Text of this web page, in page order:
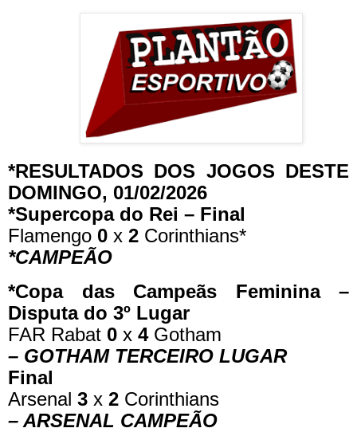
*RESULTADOS DOS JOGOS DESTE
DOMINGO, 01/02/2026
*Supercopa do Rei – Final
Flamengo 0 x 2 Corinthians*
*CAMPEÃO
*Copa das Campeãs Feminina –
Disputa do 3º Lugar
FAR Rabat 0 x 4Gotham
– GOTHAM TERCEIRO LUGAR
Final
Arsenal 3 x 2 Corinthians
– ARSENAL CAMPEÃO